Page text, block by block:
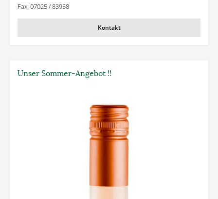
Fax: 07025 / 83958
Kontakt
Unser Sommer-Angebot !!